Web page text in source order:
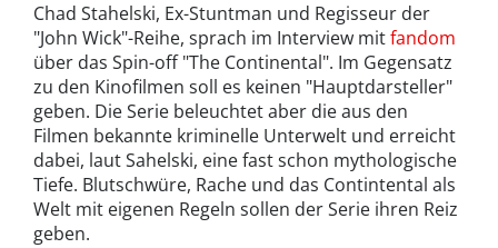
Chad Stahelski, Ex-Stuntman und Regisseur der
"John Wick"-Reihe, sprach im Interview mitfandom
über das Spin-off "The Continental". Im Gegensatz
zu den Kinofilmen soll es keinen "Hauptdarsteller"
geben. Die Serie beleuchtet aber die aus den
Filmen bekannte kriminelle Unterwelt und erreicht
dabei, laut Sahelski, eine fast schon mythologische
Tiefe. Blutschwüre, Rache und das Contintental als
Welt mit eigenen Regeln sollen der Serie ihren Reiz
geben.